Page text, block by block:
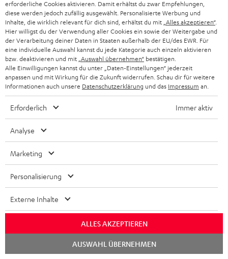
N
e
w
s
l
e
t
e
r
n
m
e
l
Wähle deinen Gutschein!
Melde dich für den Newsletter an und erhalte bis zu
45 € als Dankeschön.
EMAIL
WIDGET
Kategorien
HEIMKINO
HEIMKINO-KOMPLETTANLAGEN
Teufel Onlineshops
erforderliche Cookies aktivieren. Damit erhältst du zwar Empfehlungen,
diese werden jedoch zufällig ausgewählt. Personalisierte Werbung und
Inhalte, die wirklich relevant für dich sind, erhältst du mit „Alles akzeptieren“.
Hier willigst du der Verwendung aller Cookies ein sowie der Weitergabe und
der Verarbeitung deiner Daten in Staaten außerhalb der EU/des EWR. Für
eine individuelle Auswahl kannst du jede Kategorie auch einzeln aktivieren
bzw. deaktivieren und mit „Auswahl übernehmen“ bestätigen.
Alle Einwilligungen kannst du unter „Daten-Einstellungen“ jederzeit
anpassen und mit Wirkung für die Zukunft widerrufen. Schau dir für weitere
Informationen auch unsere Datenschutzerklärung und das Impressum an.
Erforderlich Immer aktiv
Analyse
Marketing
Personalisierung
Externe Inhalte
ALLES AKZEPTIEREN
AUSWAHL ÜBERNEHMEN